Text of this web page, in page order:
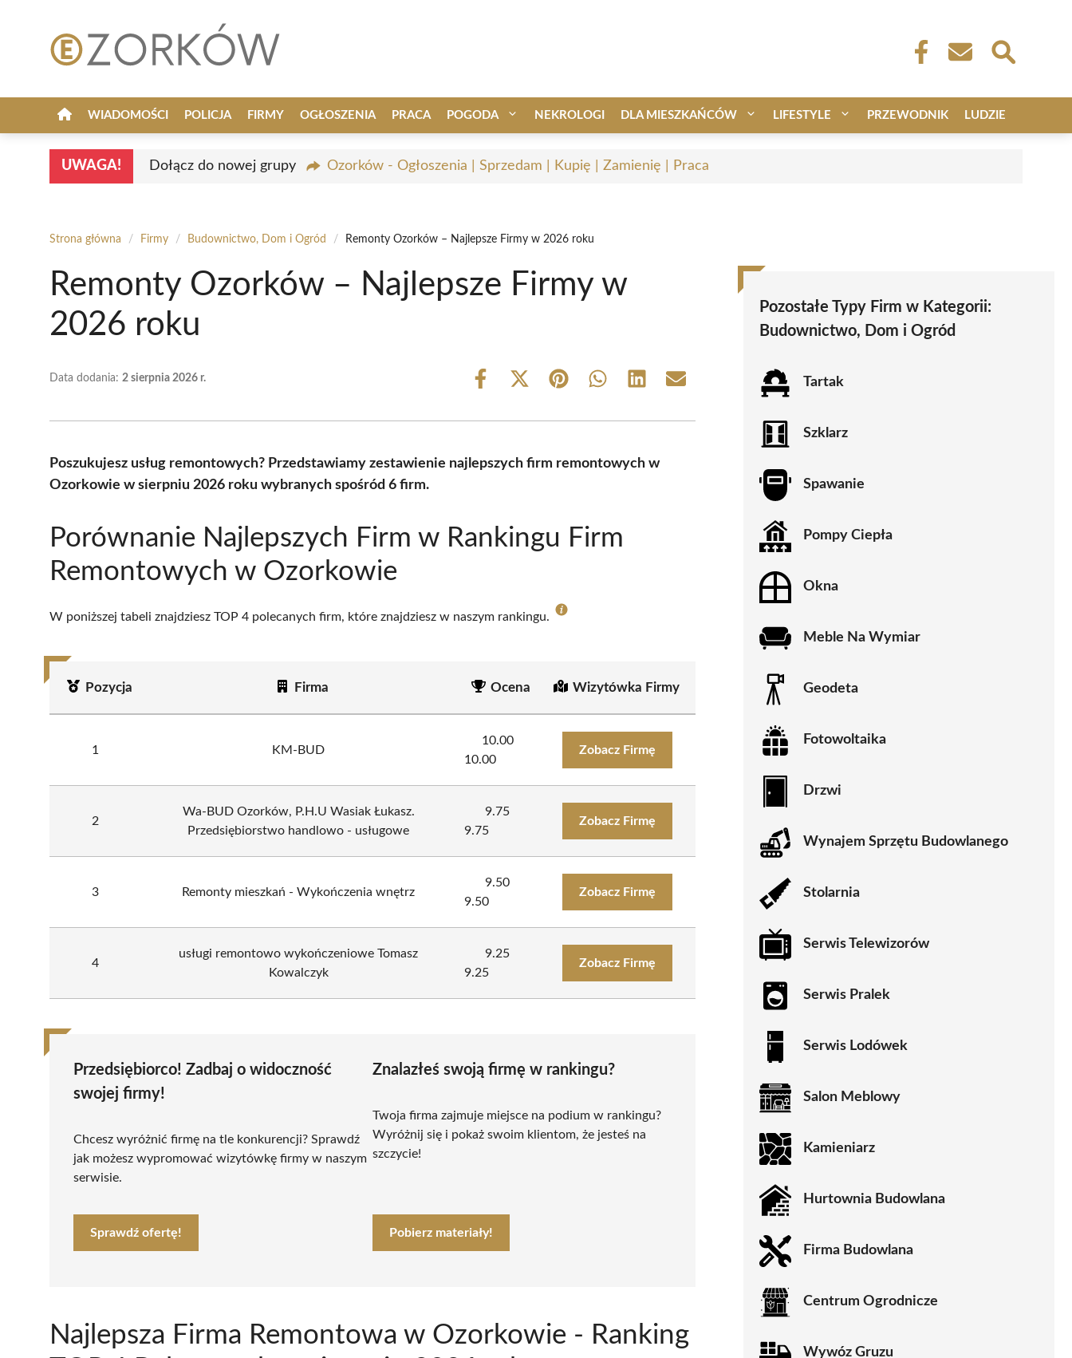
WIADOMOŚCI POLICJA FIRMY OGŁOSZENIA PRACA POGODA NEKROLOGI DLA MIESZKAŃCÓW LIFESTYLE PRZEWODNIK LUDZIE
UWAGA! Dołącz do nowej grupy Ozorków - Ogłoszenia | Sprzedam | Kupię | Zamienię | Praca
Strona główna / Firmy / Budownictwo, Dom i Ogród / Remonty Ozorków – Najlepsze Firmy w 2026 roku
Remonty Ozorków – Najlepsze Firmy w
2026 roku
Data dodania: 2 sierpnia 2026 r.
Share
Share
(Twitter)
Share Share Share Share
Poszukujesz usług remontowych? Przedstawiamy zestawienie najlepszych firm remontowych w
Ozorkowie w sierpniu 2026 roku wybranych spośród 6 firm.
Porównanie Najlepszych Firm w Rankingu Firm
Remontowych w Ozorkowie
W poniższej tabeli znajdziesz TOP 4 polecanych firm, które znajdziesz w naszym rankingu.
Pozycja Firma Ocena Wizytówka Firmy
1 KM-BUD
10.00
10.00
Zobacz Firmę
2
Wa-BUD Ozorków, P.H.U Wasiak Łukasz.
Przedsiębiorstwo handlowo - usługowe
9.75
9.75
Zobacz Firmę
3 Remonty mieszkań - Wykończenia wnętrz
9.50
9.50
Zobacz Firmę
4
usługi remontowo wykończeniowe Tomasz
Kowalczyk
9.25
9.25
Zobacz Firmę
Przedsiębiorco! Zadbaj o widoczność
swojej firmy!
Chcesz wyróżnić firmę na tle konkurencji? Sprawdź
jak możesz wypromować wizytówkę firmy w naszym
serwisie.
Sprawdź ofertę!
Znalazłeś swoją firmę w rankingu?
Twoja firma zajmuje miejsce na podium w rankingu?
Wyróżnij się i pokaż swoim klientom, że jesteś na
szczycie!
Pobierz materiały!
Najlepsza Firma Remontowa w Ozorkowie - Ranking
Pozostałe Typy Firm w Kategorii:
Budownictwo, Dom i Ogród
Tartak
Szklarz
Spawanie
Pompy Ciepła
Okna
Meble Na Wymiar
Geodeta
Fotowoltaika
Drzwi
Wynajem Sprzętu Budowlanego
Stolarnia
Serwis Telewizorów
Serwis Pralek
Serwis Lodówek
Salon Meblowy
Kamieniarz
Hurtownia Budowlana
Firma Budowlana
Centrum Ogrodnicze
Wywóz Gruzu